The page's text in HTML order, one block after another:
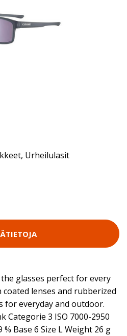
, Urheilulasit
glasses perfect for every
lenses and rubberized
for everyday and outdoor.
Categorie 3 ISO 7000-2950
Base 6 Size L Weight 26 g